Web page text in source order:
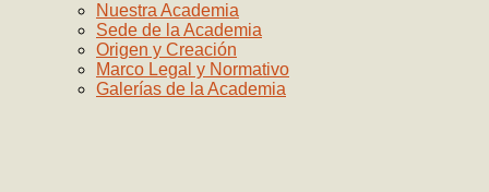
Nuestra Academia
Sede de la Academia
Origen y Creación
Marco Legal y Normativo
Galerías de la Academia